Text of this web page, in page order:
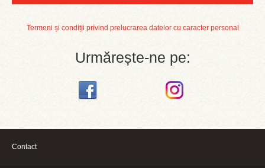
Termeni și condiții privind prelucrarea datelor cu caracter personal
Urmărește-ne pe:
Contact